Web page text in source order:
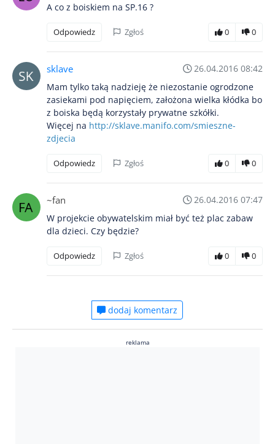
A co z boiskiem na SP.16 ?
Odpowiedz Zgłoś 0 0
sklave
26.04.2016 08:42
Mam tylko taką nadzieję że niezostanie ogrodzone
zasiekami pod napięciem, założona wielka kłódka bo
z boiska będą korzystały prywatne szkółki.
Więcej na http://sklave.manifo.com/smieszne-
zdjecia
Odpowiedz Zgłoś 0 0
~fan
26.04.2016 07:47
W projekcie obywatelskim miał być też plac zabaw
dla dzieci. Czy będzie?
Odpowiedz Zgłoś 0 0
dodaj komentarz
reklama